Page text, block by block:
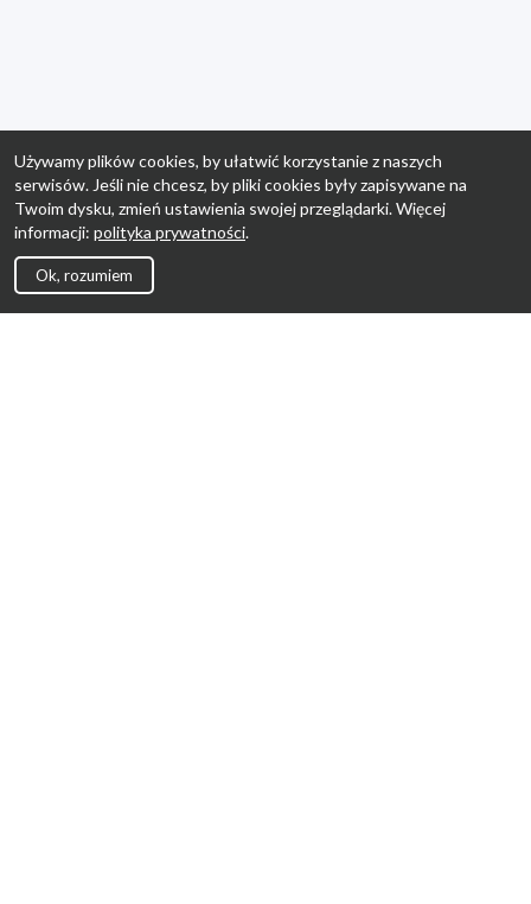
Używamy plików cookies, by ułatwić korzystanie z naszych
serwisów. Jeśli nie chcesz, by pliki cookies były zapisywane na
Twoim dysku, zmień ustawienia swojej przeglądarki. Więcej
informacji: polityka prywatności.
Ok, rozumiem